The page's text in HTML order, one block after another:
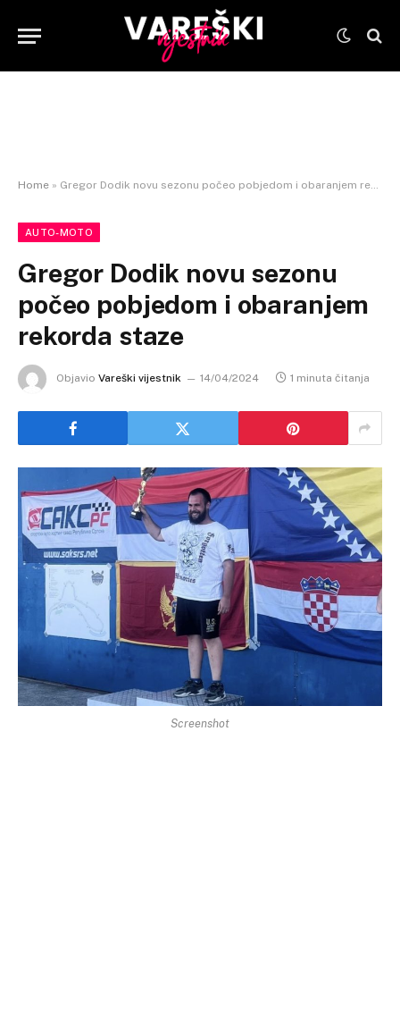
Home » Gregor Dodik novu sezonu počeo pobjedom i obaranjem rekorda staze
AUTO-MOTO
Gregor Dodik novu sezonu
počeo pobjedom i obaranjem
rekorda staze
Objavio Vareški vijestnik 14/04/2024 1 minuta čitanja
Screenshot